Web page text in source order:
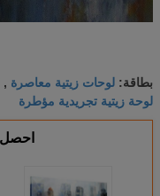
بطاقة: لوحات زيتية معاصرة ,
لوحة زيتية تجريدية مؤطرة